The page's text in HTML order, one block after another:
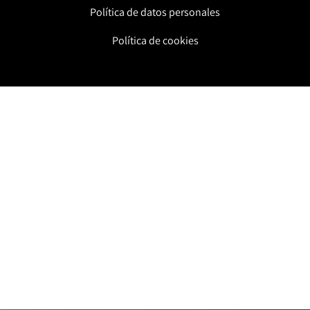
Recuerda que además encontrarás una
sección de Tendencias dedicada al
Política de datos personales
Política de cookies